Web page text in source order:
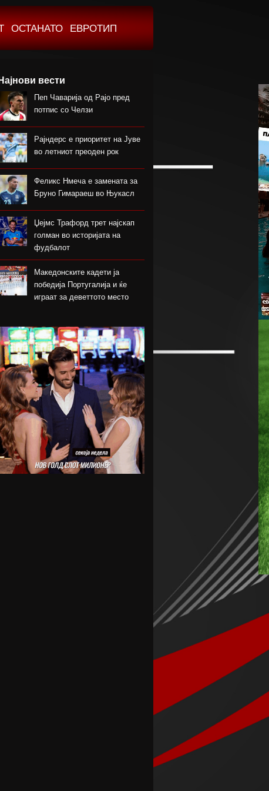
ОСТАНАТО ЕВРОТИП
Најнови вести
Пеп Чаварија од Рајо пред
потпис со Челзи
Рајндерс е приоритет на Јуве
во летниот преоден рок
Феликс Нмеча е замената за
Бруно Гимараеш во Њукасл
Џејмс Трафорд трет најскап
голман во историјата на
фудбалот
Македонските кадети ја
победија Португалија и ќе
играат за деветтото место
со младински
репрезентативец
Магнес Аклиуш официјално
претставен во Париз
Мики ван де Вен се согласи
на нов договор со Тотенхем
Лина Ѓорческа го заврши
настапот во Лајпциг